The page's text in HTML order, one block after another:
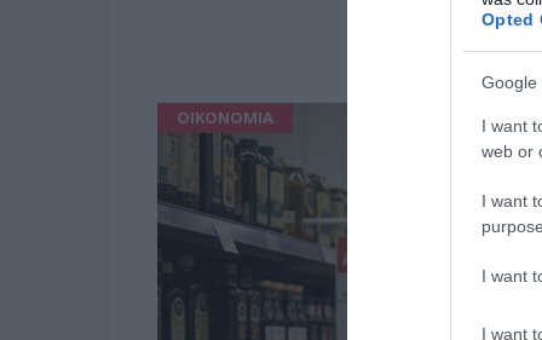
Opted
Google
I want
web or
I want
I want
I want
ΟΙΚΟΝΟΜΙΑ